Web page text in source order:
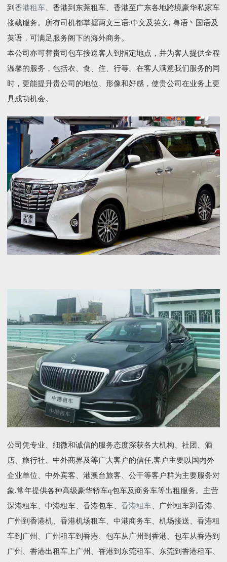
到 香港租车、香港到东莞租车、香港至广东各地跨境豪华私家车
接载服务。所有司机都掌握两文三语:中文及英文, 粤语丶国语及
英语，可满足服务阁下的海外商务。
本公司亦可替贵司包车接送客人到指定地点，并为客人提供全程
温馨的服务，包括衣、食、住、行等。在客人满意我们服务的同
时，更能提升贵公司的地位、形像和好感，使贵公司在业务上更
具成功机会。
公司凭专业、细微和诚信的服务态度深获各大机构、社团、酒
店、旅行社、中外商界及等广大客户的信任,客户主要以国内外
企业单位、中外宾客、港澳台旅客、公干等客户群为主要服务对
象.常年提供各种高级豪华轿车q包车及商务车等出租服务。主营
深港租车、中港租车、香港包车、 香港租车、广州租车到香港、
广州到香港机、香港机场租车、中港商务车、机场接送、香港租
车到广州、广州租车到香港、包车从广州到香港、包车从香港到
广州、香港出租车上广州、香港到东莞租车、东莞到香港租车、